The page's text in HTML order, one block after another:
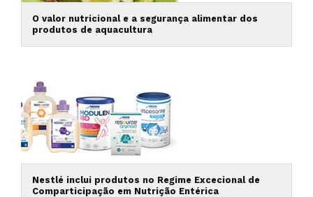
O valor nutricional e a segurança alimentar dos
produtos de aquacultura
Nestlé inclui produtos no Regime Excecional de
Comparticipação em Nutrição Entérica